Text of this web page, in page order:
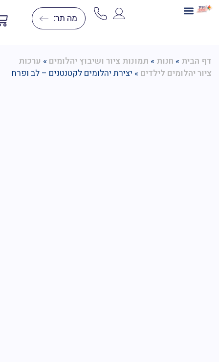
»חנות »תמונות ציור ושיבוץ יהלומים»ערכות
יהלומים לילדים»יצירת יהלומים לקטנטנים – לב ופרח